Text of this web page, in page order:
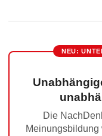
NEU:
Die
Meinungsbildung